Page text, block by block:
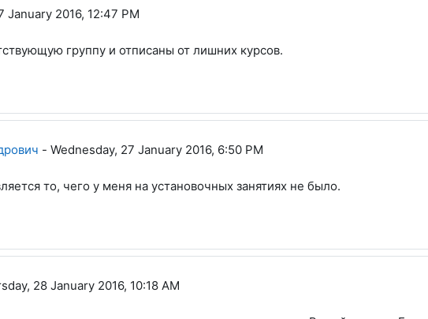
January 2016, 12:47 PM
группу и отписаны от лишних курсов.
-Wednesday, 27 January 2016, 6:50 PM
то, чего у меня на установочных занятиях не было.
Александрович
28 January 2016, 10:18 AM